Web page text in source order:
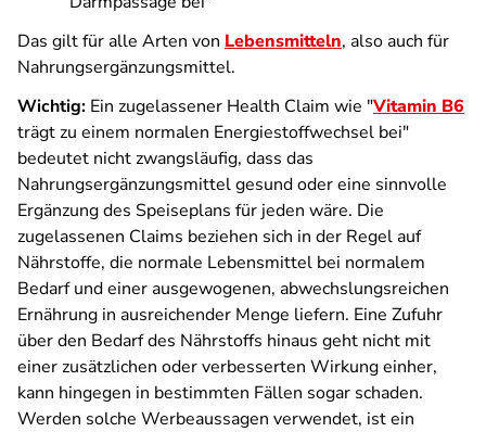
Das gilt für alle Arten von Lebensmitteln, also auch für
Nahrungsergänzungsmittel.
Wichtig: Ein zugelassener Health Claim wie "Vitamin B6
trägt zu einem normalen Energiestoffwechsel bei"
bedeutet nicht zwangsläufig, dass das
Nahrungsergänzungsmittel gesund oder eine sinnvolle
Ergänzung des Speiseplans für jeden wäre. Die
zugelassenen Claims beziehen sich in der Regel auf
Nährstoffe, die normale Lebensmittel bei normalem
Bedarf und einer ausgewogenen, abwechslungsreichen
Ernährung in ausreichender Menge liefern. Eine Zufuhr
über den Bedarf des Nährstoffs hinaus geht nicht mit
einer zusätzlichen oder verbesserten Wirkung einher,
kann hingegen in bestimmten Fällen sogar schaden.
Werden solche Werbeaussagen verwendet, ist ein